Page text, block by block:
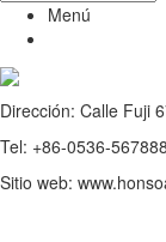
Menú
Dirección: Calle Fuji
Tel: +86-0536-
Sitio web: